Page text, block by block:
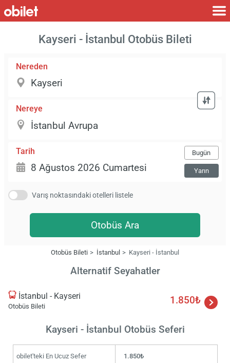
Kayseri - İstanbul Otobüs Bileti
Nereden
Nereye
Tarih Bugün
Yarın
Varış noktasındaki otelleri listele
Otobüs Ara
Otobüs Bileti İstanbul Kayseri - İstanbul
Alternatif Seyahatler
İstanbul - Kayseri
Otobüs Bileti
1.850₺
Kayseri - İstanbul Otobüs Seferi
obilet'teki En Ucuz Sefer 1.850₺